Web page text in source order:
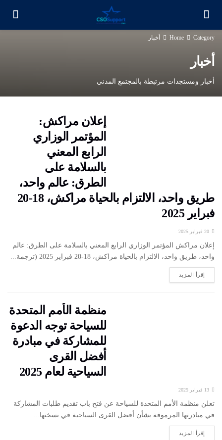
Home Category أخبار
أخبار
أخبار ومستجدات مرتبطة بالمجتمع المدني
إعلان مراكش:
المؤتمر الوزاري
الرابع المعني
بالسلامة على
الطرق: عالم واحد،
طريق واحد، الالتزام بالحياة مراكش، 18-20
فبراير 2025
إعلان مراكش المؤتمر الوزاري الرابع المعني بالسلامة على الطرق: عالم
واحد، طريق واحد، الالتزام بالحياة مراكش، 18-20 فبراير 2025 (ترجمة...
إقرأ المزيد
منظمة الأمم المتحدة
للسياحة توجه الدعوة
للمشاركة في مبادرة
أفضل القرى
السياحية لعام 2025
تعلن منظمة الأمم المتحدة للسياحة عن فتح باب تقديم طلبات المشاركة
في مبادرتها المرموقة بشأن أفضل القرى السياحية في نسختها...
إقرأ المزيد